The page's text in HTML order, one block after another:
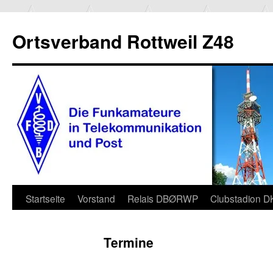
Ortsverband Rottweil Z48
Zum
Startseite Vorstand Relais DBØRWP Clubstadion
Termine